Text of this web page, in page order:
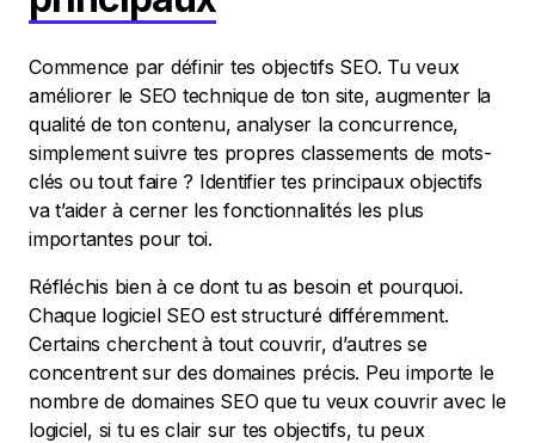
Commence par définir tes objectifs SEO. Tu veux
améliorer le SEO technique de ton site, augmenter la
qualité de ton contenu, analyser la concurrence,
simplement suivre tes propres classements de mots-
clés ou tout faire ? Identifier tes principaux objectifs
va t’aider à cerner les fonctionnalités les plus
importantes pour toi.
Réfléchis bien à ce dont tu as besoin et pourquoi.
Chaque logiciel SEO est structuré différemment.
Certains cherchent à tout couvrir, d’autres se
concentrent sur des domaines précis. Peu importe le
nombre de domaines SEO que tu veux couvrir avec le
logiciel, si tu es clair sur tes objectifs, tu peux